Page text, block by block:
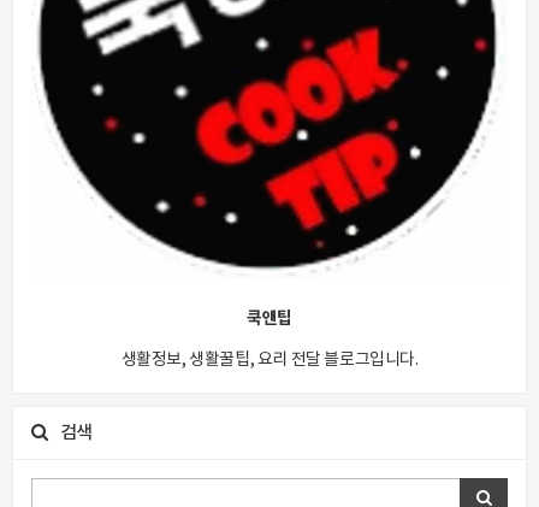
쿡앤팁
생활정보, 생활꿀팁, 요리 전달 블로그입니다.
검색